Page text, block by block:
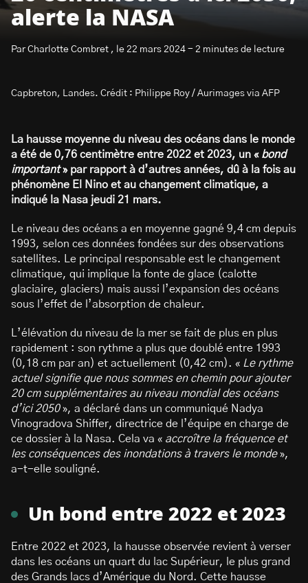
alerte la NASA
Par Charlotte Combret , le 22 mars 2024 - 2 minutes de lecture
Capbreton, Landes. Crédit : Philippe Roy / Aurimages via AFP
La hausse moyenne du niveau des océans dans le monde
a été de 0,76 centimètre entre 2022 et 2023, un « bond
important» par rapport à d’autres années, dû à la fois au
phénomène El Nino et au changement climatique, a
indiqué la Nasa jeudi 21 mars.
Le niveau des océans a en moyenne gagné 9,4 cm depuis
1993, selon ces données fondées sur des observations
satellites. Le principal responsable est le changement
climatique, qui implique la fonte de glace (calotte
glaciaire, glaciers) mais aussi l’expansion des océans
sous l’effet de l’absorption de chaleur.
L’élévation du niveau de la mer se fait de plus en plus
rapidement : son rythme a plus que doublé entre 1993
(0,18 cm par an) et actuellement (0,42 cm). « Le rythme
actuel signifie que nous sommes en chemin pour ajouter
20 cm supplémentaires au niveau mondial des océans
d’ici 2050», a déclaré dans un communiqué Nadya
Vinogradova Shiffer, directrice de l’équipe en charge de
ce dossier à la Nasa. Cela va « accroître la fréquence et
les conséquences des inondations à travers le monde»,
a-t-elle souligné.
Un bond entre 2022 et 2023
Entre 2022 et 2023, la hausse observée revient à verser
dans les océans un quart du lac Supérieur, le plus grand
des Grands lacs d’Amérique du Nord. Cette hausse
S’abonner à la newsletter